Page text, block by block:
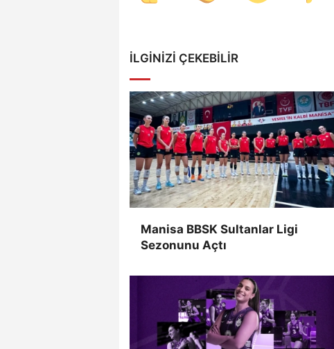
İLGINIZI ÇEKEBILIR
Manisa BBSK Sultanlar Ligi
Sezonunu Açtı